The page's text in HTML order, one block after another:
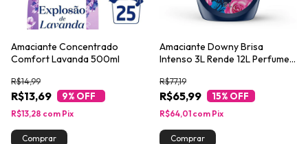
Amaciante Concentrado
Comfort Lavanda 500ml
R$13,69
R$14,99
9% OFF
R$13,28 com Pix
Amaciante Downy Brisa
Intenso 3L Rende 12L Perfume
R$65,99
R$77,19
15% OFF
R$64,01 com Pix